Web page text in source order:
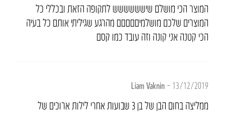
המוצר הכי מושלם שישששששש לתקופה הזאת ובכללי כל
המוצרים שלכם מושלמיםםםםם מהרגע שגיליתי אותם כל בעיה
הכי קטנה אני קונה וזה עובד כמו קסם
Liam Vaknin – 13/12/2019
ממליצה בחום הבן של בן 3 שבועות אחרי לילות ארוכים של